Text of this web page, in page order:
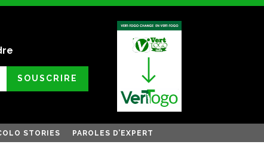
SOUSCRIRE
STORIES PAROLES D’EXPERT